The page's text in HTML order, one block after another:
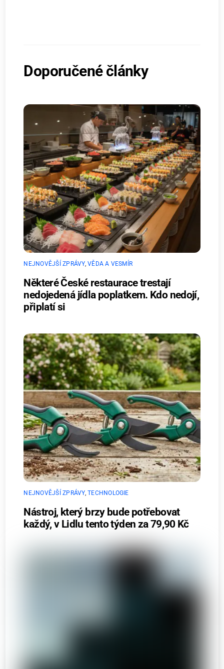
Doporučené články
NEJNOVĚJŠÍ ZPRÁVY,VĚDA A VESMÍR
Některé České restaurace trestají
nedojedená jídla poplatkem. Kdo nedojí,
připlatí si
NEJNOVĚJŠÍ ZPRÁVY,TECHNOLOGIE
Nástroj, který brzy bude potřebovat
každý, v Lidlu tento týden za 79,90 Kč